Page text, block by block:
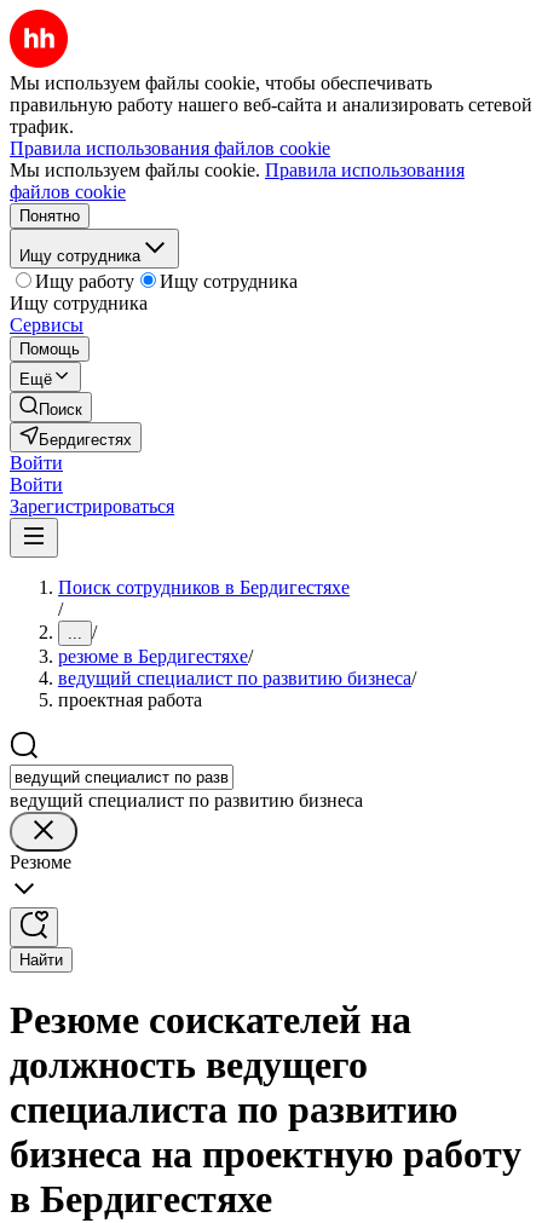
Мы используем файлы cookie, чтобы обеспечивать
правильную работу нашего веб-сайта и анализировать сетевой
трафик.
Правила использования файлов cookie
Мы используем файлы cookie. Правила использования
файлов cookie
Понятно
Ищу сотрудника
Ищу работу
Ищу сотрудника
Ищу сотрудника
Сервисы
Помощь
Ещё
Поиск
Бердигестях
Войти
Войти
Зарегистрироваться
Поиск сотрудников в Бердигестяхе
/
... /
резюме в Бердигестяхе/
ведущий специалист по развитию бизнеса/
проектная работа
ведущий специалист по развитию бизнеса
Резюме
Найти
Резюме соискателей на
должность ведущего
специалиста по развитию
бизнеса на проектную работу
в Бердигестяхе